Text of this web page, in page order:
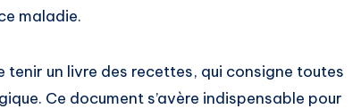
maladie.
tenir un livre des recettes, qui consigne toutes
Ce document s’avère indispensable pour